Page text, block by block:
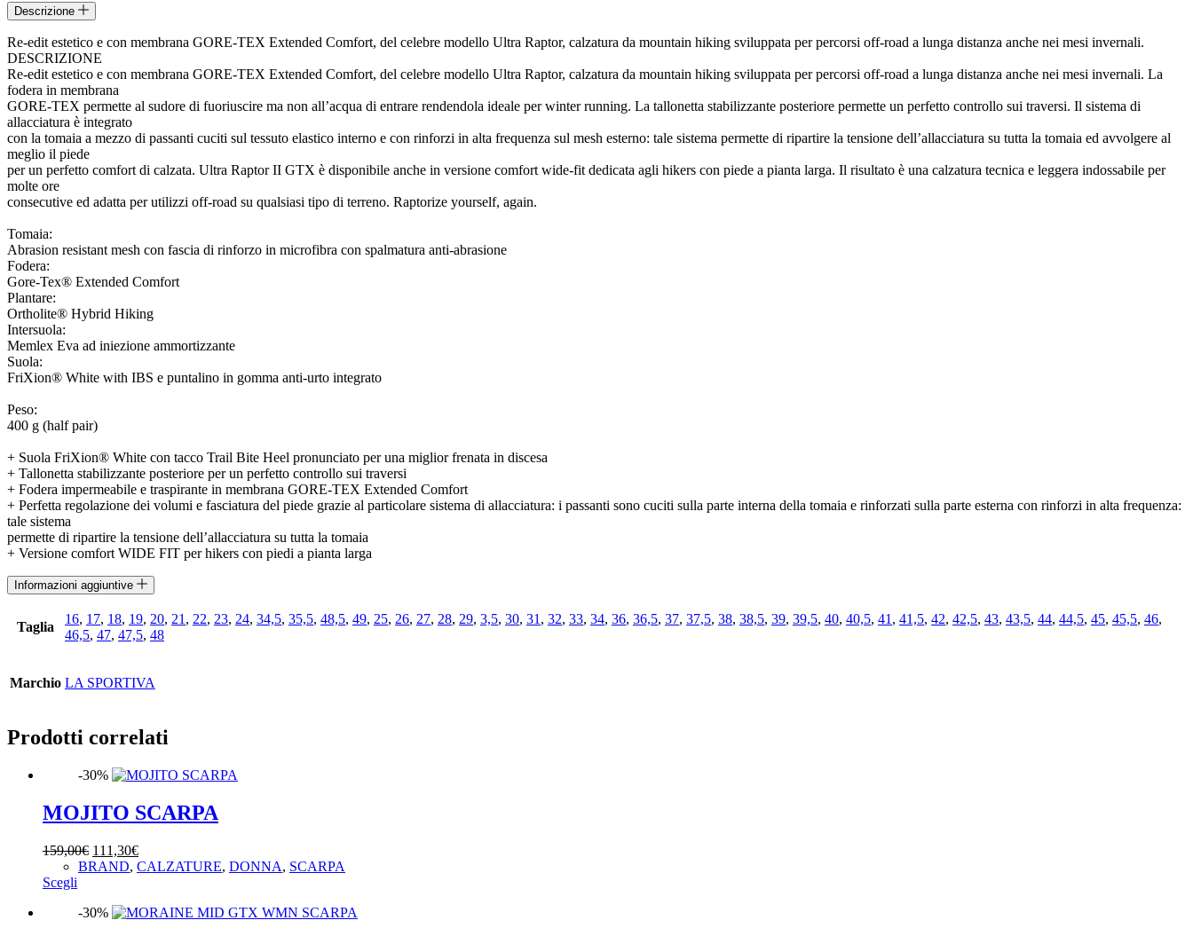
Descrizione
Re-edit estetico e con membrana GORE-TEX Extended Comfort, del celebre modello Ultra Raptor, calzatura da mountain hiking sviluppata per percorsi off-road a lunga distanza anche nei mesi invernali.
DESCRIZIONE
Re-edit estetico e con membrana GORE-TEX Extended Comfort, del celebre modello Ultra Raptor, calzatura da mountain hiking sviluppata per percorsi off-road a lunga distanza anche nei mesi invernali. La
fodera in membrana
GORE-TEX permette al sudore di fuoriuscire ma non all’acqua di entrare rendendola ideale per winter running. La tallonetta stabilizzante posteriore permette un perfetto controllo sui traversi. Il sistema di
allacciatura è integrato
con la tomaia a mezzo di passanti cuciti sul tessuto elastico interno e con rinforzi in alta frequenza sul mesh esterno: tale sistema permette di ripartire la tensione dell’allacciatura su tutta la tomaia ed avvolgere al
meglio il piede
per un perfetto comfort di calzata. Ultra Raptor II GTX è disponibile anche in versione comfort wide-fit dedicata agli hikers con piede a pianta larga. Il risultato è una calzatura tecnica e leggera indossabile per
molte ore
consecutive ed adatta per utilizzi off-road su qualsiasi tipo di terreno. Raptorize yourself, again.
Tomaia:
Abrasion resistant mesh con fascia di rinforzo in microfibra con spalmatura anti-abrasione
Fodera:
Gore-Tex® Extended Comfort
Plantare:
Ortholite® Hybrid Hiking
Intersuola:
Memlex Eva ad iniezione ammortizzante
Suola:
FriXion® White with IBS e puntalino in gomma anti-urto integrato
Peso:
400 g (half pair)
+ Suola FriXion® White con tacco Trail Bite Heel pronunciato per una miglior frenata in discesa
+ Tallonetta stabilizzante posteriore per un perfetto controllo sui traversi
+ Fodera impermeabile e traspirante in membrana GORE-TEX Extended Comfort
+ Perfetta regolazione dei volumi e fasciatura del piede grazie al particolare sistema di allacciatura: i passanti sono cuciti sulla parte interna della tomaia e rinforzati sulla parte esterna con rinforzi in alta frequenza:
tale sistema
permette di ripartire la tensione dell’allacciatura su tutta la tomaia
+ Versione comfort WIDE FIT per hikers con piedi a pianta larga
Informazioni aggiuntive
Taglia
16, 17, 18, 19, 20, 21 , 22, 23, 24, 34,5, 35,5, 48,5, 49, 25, 26, 27, 28, 29, 3,5, 30, 31 , 32, 33, 34, 36, 36,5, 37, 37,5, 38, 38,5, 39, 39,5, 40, 40,5, 41 , 41,5, 42, 42,5, 43, 43,5, 44, 44,5, 45, 45,5, 46,
46,5, 47, 47,5, 48
Marchio LA SPORTIVA
Prodotti correlati
-30%
MOJITO SCARPA
159,00€ Il
prezzo
159,00€.
111,30€Il
prezzo
111,30€.
BRAND, CALZATURE, DONNA, SCARPA
Scegli
ha
-30%